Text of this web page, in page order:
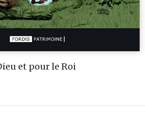
et pour le Roi